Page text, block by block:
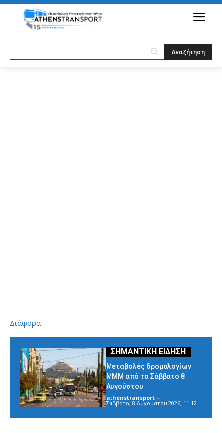
Διάφορα
Μεταβολές δρομολογίων
ΜΜΜ από το Σάββατο 8
Αυγούστου
athenstransport -
Σάββατο, 8 Αυγούστου 2026, 11:12